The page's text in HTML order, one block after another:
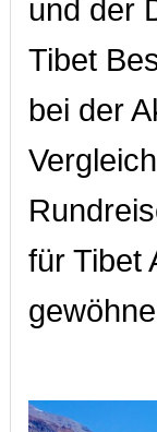
und der
Tibet
bei der
für Tibet